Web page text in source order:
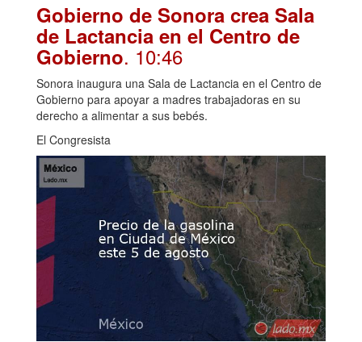
Gobierno de Sonora crea Sala
de Lactancia en el Centro de
Gobierno. 10:46
Sonora inaugura una Sala de Lactancia en el Centro de
Gobierno para apoyar a madres trabajadoras en su
derecho a alimentar a sus bebés.
El Congresista